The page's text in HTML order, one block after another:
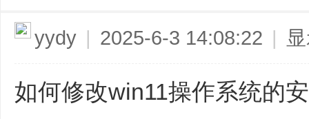
yydy | 2025-6-3 14:08:22 |
如何修改win11操作系统的